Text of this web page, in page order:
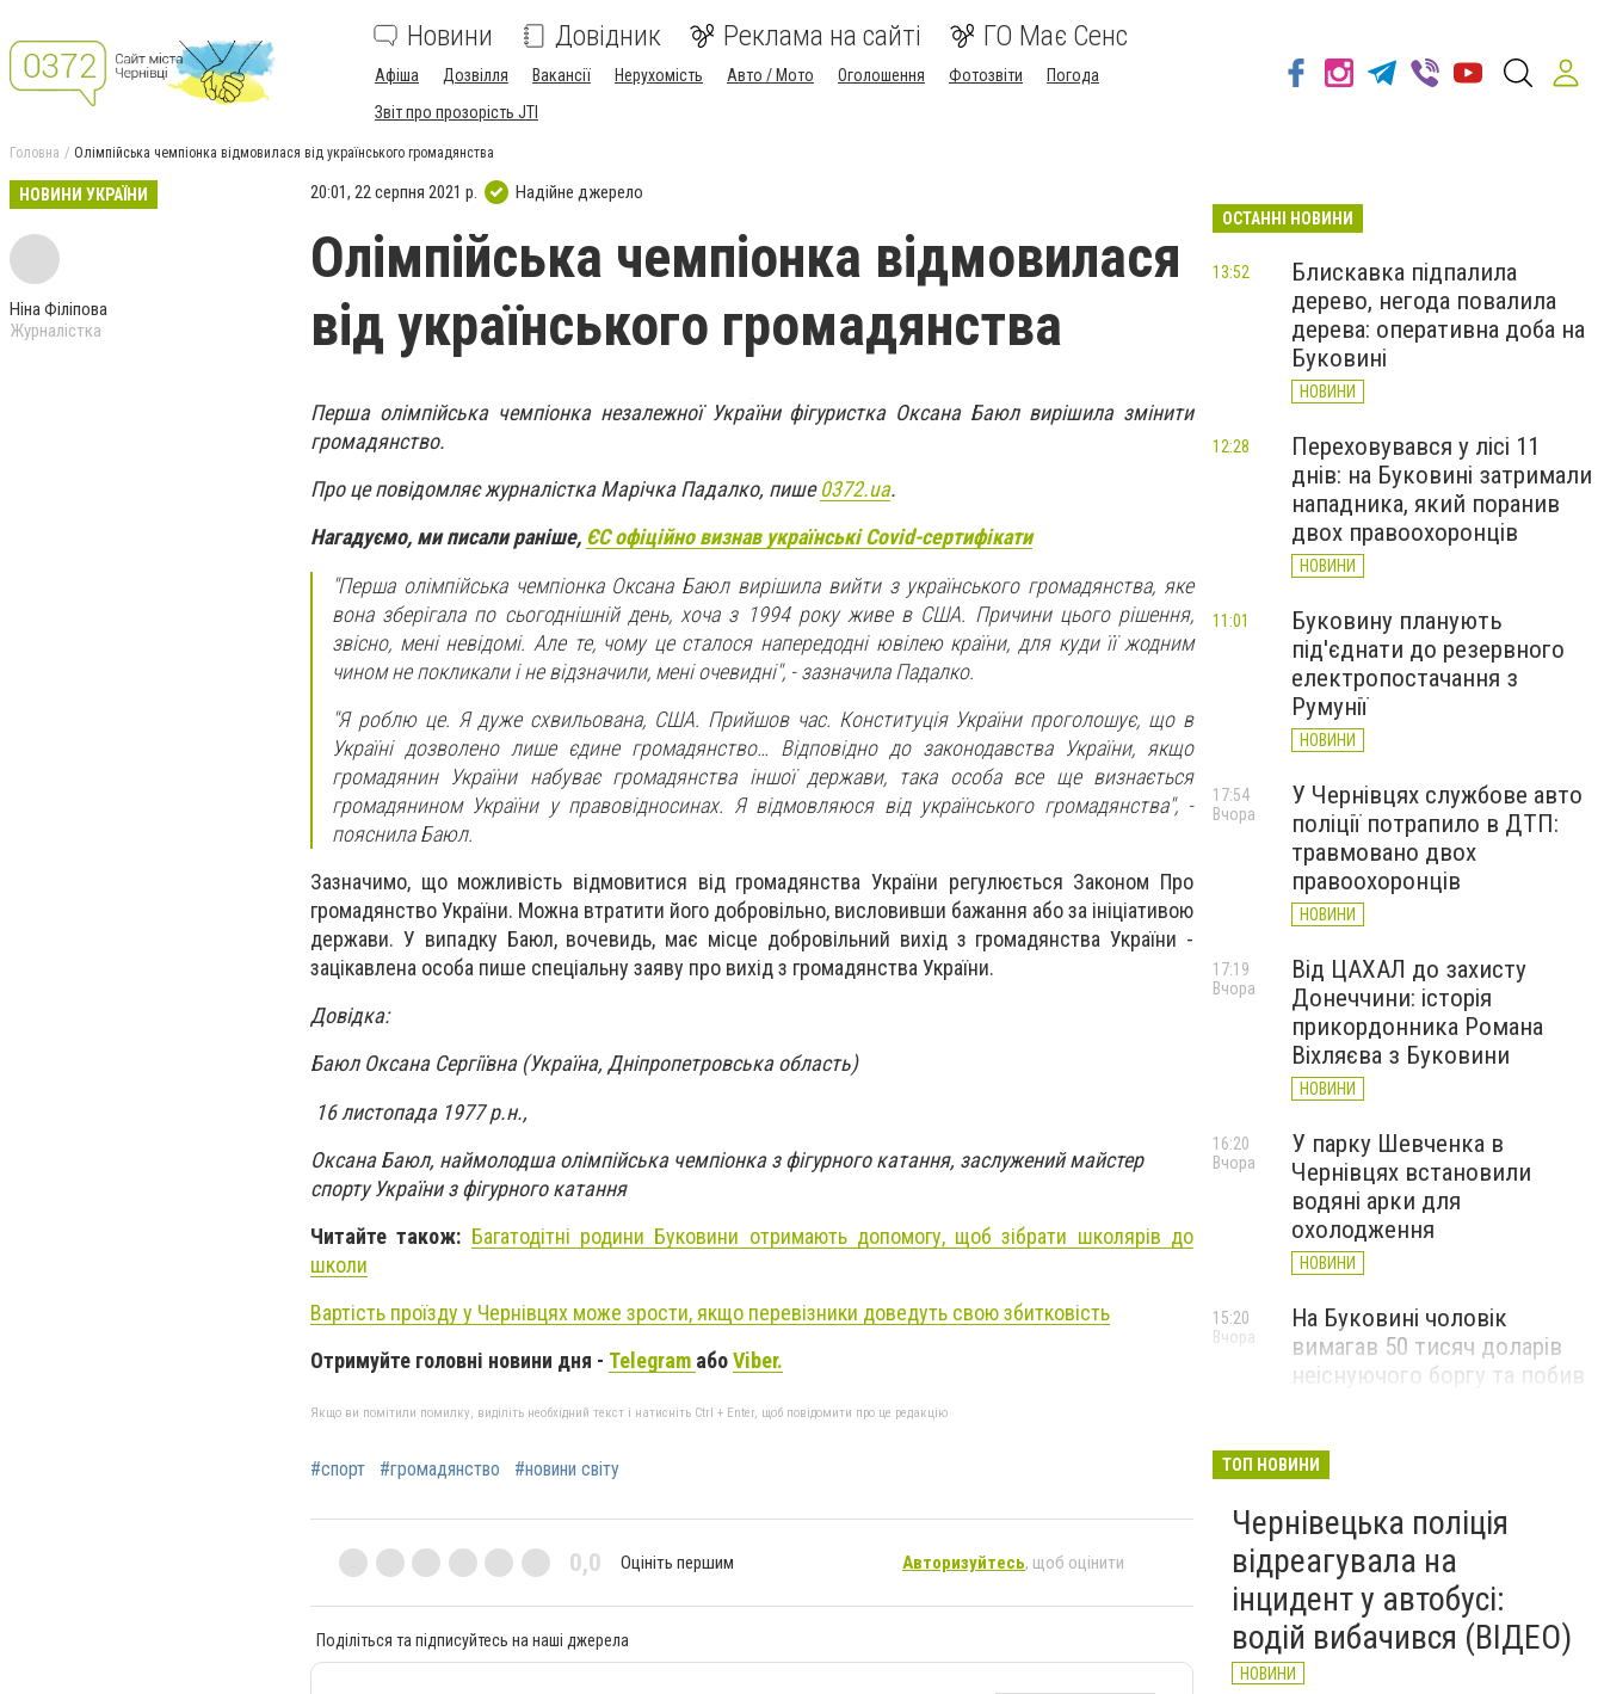
Новини Довідник Реклама на сайті ГО Має Сенс
Афіша Дозвілля Вакансії Нерухомість Авто / Мото Оголошення Фотозвіти
Погода
Звіт про прозорість JTI
Головна Олімпійська чемпіонка відмовилася від українського громадянства
НОВИНИ УКРАЇНИ
Ніна Філіпова
Журналістка
20:01, 22 серпня 2021 р. Надійне джерело
Олімпійська чемпіонка відмовилася
від українського громадянства
Перша олімпійська чемпіонка незалежної України фігуристка Оксана Баюл вирішила змінити
громадянство.
Про це повідомляє журналістка Марічка Падалко, пише0372.ua.
Нагадуємо, ми писали раніше, ЄС офіційно визнав українські Covid-сертифікати
"Перша олімпійська чемпіонка Оксана Баюл вирішила вийти з українського громадянства, яке
вона зберігала по сьогоднішній день, хоча з 1994 року живе в США. Причини цього рішення,
звісно, мені невідомі. Але те, чому це сталося напередодні ювілею країни, для куди її жодним
чином не покликали і не відзначили, мені очевидні", - зазначила Падалко.
"Я роблю це. Я дуже схвильована, США. Прийшов час. Конституція України проголошує, що в
Україні дозволено лише єдине громадянство… Відповідно до законодавства України, якщо
громадянин України набуває громадянства іншої держави, така особа все ще визнається
громадянином України у правовідносинах. Я відмовляюся від українського громадянства", -
пояснила Баюл.
Зазначимо, що можливість відмовитися від громадянства України регулюється Законом Про
громадянство України. Можна втратити його добровільно, висловивши бажання або за ініціативою
держави. У випадку Баюл, вочевидь, має місце добровільний вихід з громадянства України -
зацікавлена ​​особа пише спеціальну заяву про вихід з громадянства України.
Довідка:
Баюл Оксана Сергіївна (Україна, Дніпропетровська область)
16 листопада 1977 р.н.,
Оксана Баюл, наймолодша олімпійська чемпіонка з фігурного катання, заслужений майстер
спорту України з фігурного катання
Читайте також: Багатодітні родини Буковини отримають допомогу, щоб зібрати школярів до
школи
Вартість проїзду у Чернівцях може зрости, якщо перевізники доведуть свою збитковість
Отримуйте головні новини дня - Telegram абоViber.
Якщо ви помітили помилку, виділіть необхідний текст і натисніть Ctrl + Enter, щоб повідомити про це редакцію
#спорт #громадянство #новини світу
0,0 Оцініть першим Авторизуйтесь, щоб оцінити
Поділіться та підписуйтесь на наші джерела
ОСТАННІ НОВИНИ
Блискавка підпалила
дерево, негода повалила
дерева: оперативна доба на
Буковині
НОВИНИ
13:52
Переховувався у лісі 11
днів: на Буковині затримали
нападника, який поранив
двох правоохоронців
НОВИНИ
12:28
Буковину планують
під'єднати до резервного
електропостачання з
Румунії
НОВИНИ
11:01
У Чернівцях службове авто
поліції потрапило в ДТП:
травмовано двох
правоохоронців
НОВИНИ
17:54
Вчора
Від ЦАХАЛ до захисту
Донеччини: історія
прикордонника Романа
Віхляєва з Буковини
НОВИНИ
17:19
Вчора
У парку Шевченка в
Чернівцях встановили
водяні арки для
охолодження
НОВИНИ
16:20
Вчора
На Буковині чоловік
вимагав 50 тисяч доларів
неіснуючого боргу та побив
15:20
Вчора
повалене дерево і
порятунок собаки: як
минула доба для
рятувальників Буковини
НОВИНИ
Вчора
ТОП НОВИНИ
Чернівецька поліція
відреагувала на
інцидент у автобусі:
водій вибачився (ВІДЕО)
НОВИНИ